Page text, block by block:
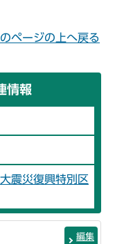
ページの上へ戻る
情報
震災復興特別区
編集